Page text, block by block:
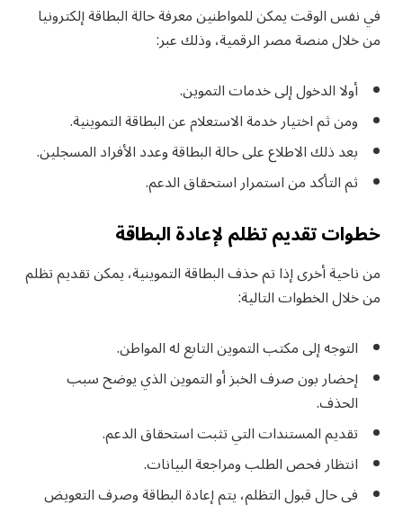
في نفس الوقت يمكن للمواطنين معرفة حالة البطاقة إلكترونيا
من خلال منصة مصر الرقمية، وذلك عبر:
أولا الدخول إلى خدمات التموين.
ومن ثم اختيار خدمة الاستعلام عن البطاقة التموينية.
بعد ذلك الاطلاع على حالة البطاقة وعدد الأفراد المسجلين.
ثم التأكد من استمرار استحقاق الدعم.
خطوات تقديم تظلم لإعادة البطاقة
من ناحية أخرى إذا تم حذف البطاقة التموينية، يمكن تقديم تظلم
من خلال الخطوات التالية:
التوجه إلى مكتب التموين التابع له المواطن.
إحضار بون صرف الخبز أو التموين الذي يوضح سبب
الحذف.
تقديم المستندات التي تثبت استحقاق الدعم.
انتظار فحص الطلب ومراجعة البيانات.
في حال قبول التظلم، يتم إعادة البطاقة وصرف التعويض